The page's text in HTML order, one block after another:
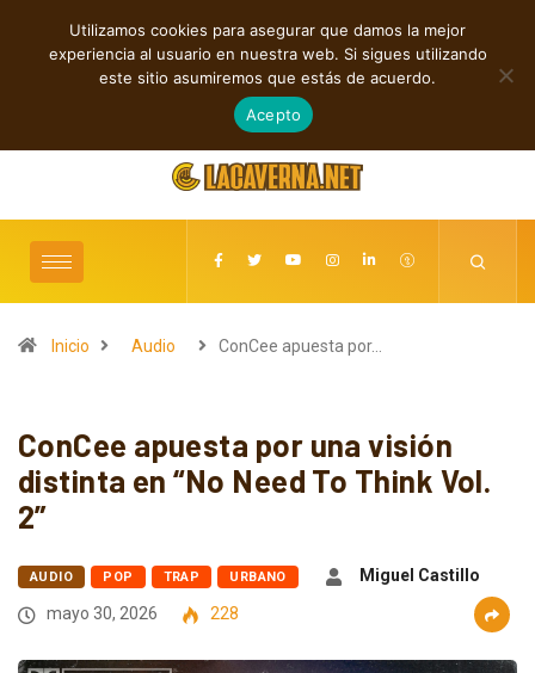
TENDENCIAS
M3TIN presenta “Nuestra Historia Acabó” en español
agosto 6, 2026
Inicio Audio ConCee apuesta por…
ConCee apuesta por una visión
distinta en “No Need To Think Vol.
2”
AUDIO POP TRAP URBANO
Miguel Castillo
mayo 30, 2026
228
Utilizamos cookies para asegurar que damos la mejor
experiencia al usuario en nuestra web. Si sigues utilizando
este sitio asumiremos que estás de acuerdo.
Acepto